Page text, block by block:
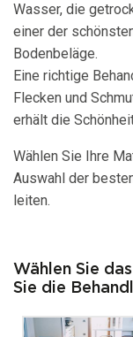
Wasser, die
einer der
Bodenbeläge.
Eine richtige
Flecken und
erhält die
Wählen Sie Ihre
Auswahl der
leiten.
Wählen Sie
Sie die